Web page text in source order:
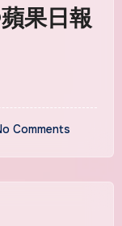
果日報
Comments